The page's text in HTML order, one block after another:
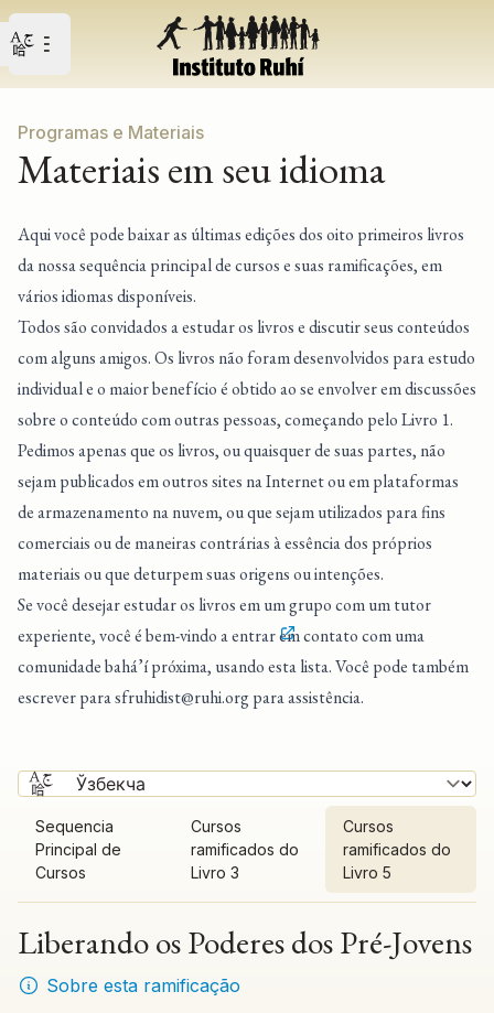
Abrir o menu principal
Open user menu
Programas e Materiais
Materiais em seu idioma
Aqui você pode baixar as últimas edições dos oito primeiros livros
da nossa sequência principal de cursos e suas ramificações, em
vários idiomas disponíveis.
Todos são convidados a estudar os livros e discutir seus conteúdos
com alguns amigos. Os livros não foram desenvolvidos para estudo
individual e o maior benefício é obtido ao se envolver em discussões
sobre o conteúdo com outras pessoas, começando pelo Livro 1.
Pedimos apenas que os livros, ou quaisquer de suas partes, não
sejam publicados em outros sites na Internet ou em plataformas
de armazenamento na nuvem, ou que sejam utilizados para fins
comerciais ou de maneiras contrárias à essência dos próprios
materiais ou que deturpem suas origens ou intenções.
Se você desejar estudar os livros em um grupo com um tutor
experiente, você é bem-vindo a entrarem contato com uma
comunidade bahá’í próxima, usando esta lista. Você pode também
escrever parasfruhidist@ruhi.orgpara assistência.
Sequencia
Principal de
Cursos
Cursos
ramificados do
Livro 3
Cursos
ramificados do
Livro 5
Liberando os Poderes dos Pré-Jovens
Sobre esta ramificação